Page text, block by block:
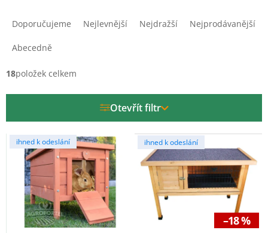
í
d
u
k
Doporučujeme Nejlevnější Nejdražší Nejprodávanější
Abecedně
18položek celkem
Otevřít filtr
V
ý
ihned k odeslání ihned k odeslání
–18 %